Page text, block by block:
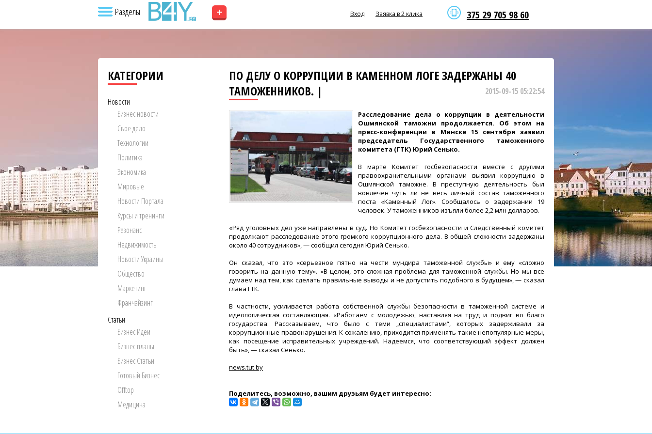
Разделы + 375 29 705 98 60
Вход Заявка в 2 клика
КАТЕГОРИИ
Новости
Бизнес новости
Свое дело
Технологии
Политика
Экономика
Мировые
Новости Портала
Курсы и тренинги
Резонанс
Недвижимость
Новости Украины
Общество
Маркетинг
Франчайзинг
Статьи
Бизнес Идеи
Бизнес планы
Бизнес Статьи
Готовый Бизнес
Offtop
Медицина
ПО ДЕЛУ О КОРРУПЦИИ В КАМЕННОМ ЛОГЕ ЗАДЕРЖАНЫ 40
ТАМОЖЕННИКОВ. |
2015-09-15 05:22:54
Расследование дела о коррупции в деятельности
Ошмянской таможни продолжается. Об этом на
пресс-конференции в Минске 15 сентября заявил
председатель Государственного таможенного
комитета (ГТК) Юрий Сенько.
В марте Комитет госбезопасности вместе с другими
правоохранительными органами выявил коррупцию в
Ошмянской таможне. В преступную деятельность был
вовлечен чуть ли не весь личный состав таможенного
поста «Каменный Лог». Сообщалось о задержании 19
человек. У таможенников изъяли более 2,2 млн долларов.
«Ряд уголовных дел уже направлены в суд. Но Комитет госбезопасности и Следственный комитет
продолжают расследование этого громкого коррупционного дела. В общей сложности задержаны
около 40 сотрудников», — сообщил сегодня Юрий Сенько.
Он сказал, что это «серьезное пятно на чести мундира таможенной службы» и ему «сложно
говорить на данную тему». «В целом, это сложная проблема для таможенной службы. Но мы все
думаем над тем, как сделать правильные выводы и не допустить подобного в будущем», — сказал
глава ГТК.
В частности, усиливается работа собственной службы безопасности в таможенной системе и
идеологическая составляющая. «Работаем с молодежью, наставляя на труд и подвиг во благо
государства. Рассказываем, что было с теми „специалистами“, которых задерживали за
коррупционные правонарушения. К сожалению, приходится применять такие непопулярные меры,
как посещение исправительных учреждений. Надеемся, что соответствующий эффект должен
быть», — сказал Сенько.
news.tut.by
Поделитесь, возможно, вашим друзьям будет интересно: